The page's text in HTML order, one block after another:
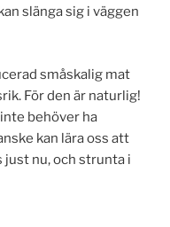
slänga sig i väggen
småskalig mat
För den är naturlig!
behöver ha
kan lära oss att
nu, och strunta i